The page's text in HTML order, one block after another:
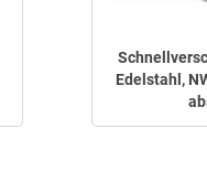
Edelstahl,